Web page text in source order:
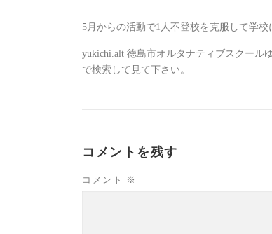
5月からの活動で1人不登校を克服して学校
yukichi.alt 徳島市オルタナティブスクール
で検索して見て下さい。
コメントを残す
コメント ※